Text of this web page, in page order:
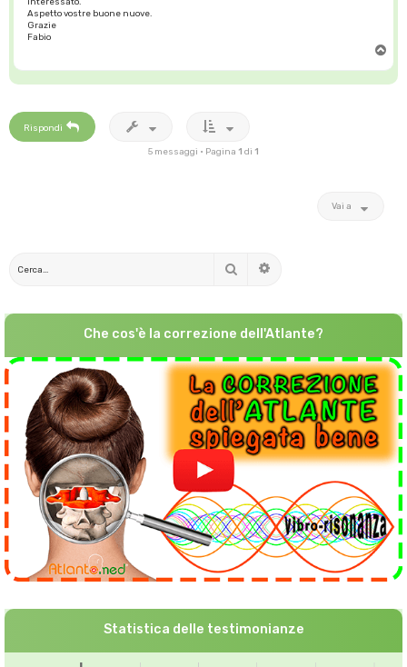
Aspetto vostre buone nuove.
Grazie
Fabio
p
Rispondi
5 messaggi • Pagina 1 di 1
Vai a
Cerca
Che cos'è la correzione dell'Atlante?
Statistica delle testimonianze